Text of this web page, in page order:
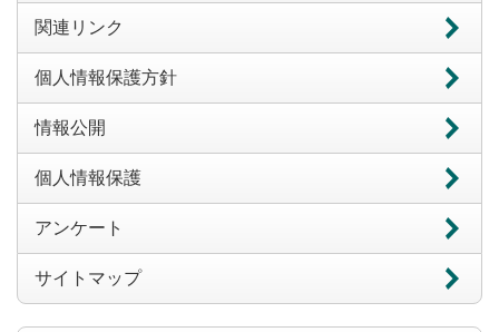
関連リンク
個人情報保護方針
情報公開
個人情報保護
アンケート
サイトマップ